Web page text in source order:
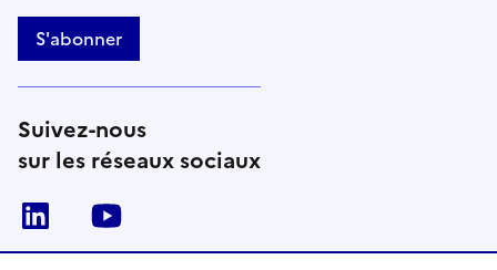
S'abonner
Suivez-nous
sur les réseaux sociaux
Linkedin